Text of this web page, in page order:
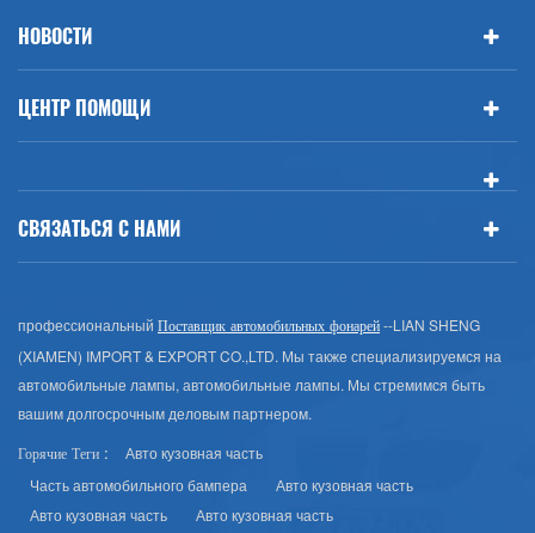
НОВОСТИ
ЦЕНТР ПОМОЩИ
СВЯЗАТЬСЯ С НАМИ
профессиональный Поставщик автомобильных фонарей--LIAN SHENG
(XIAMEN) IMPORT & EXPORT CO.,LTD. Мы также специализируемся на
автомобильные лампы, автомобильные лампы. Мы стремимся быть
вашим долгосрочным деловым партнером.
Горячие Теги :
Авто кузовная часть
Часть автомобильного бампера
Авто кузовная часть
Авто кузовная часть
Авто кузовная часть